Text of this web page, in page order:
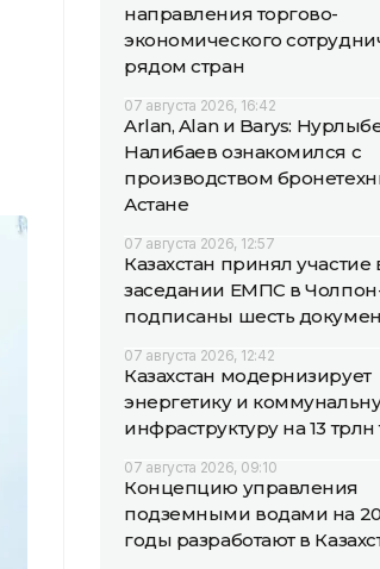
направления торгово-
экономического
рядом стран
07 августа 2026, 16:42
Arlan, Alan и Barys:
Налибаев ознакомился с
производством
Астане
07 августа 2026, 12:57
Казахстан принял участие
заседании ЕМПС в
подписаны шесть
07 августа 2026, 12:42
Казахстан модернизирует
энергетику и
инфраструктуру на 13 трлн
07 августа 2026, 09:10
Концепцию управления
подземными водами на
годы разработают в